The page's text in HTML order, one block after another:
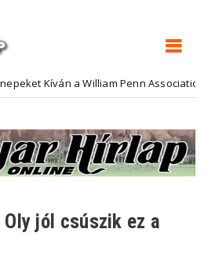
a William Penn Association
Oly jól csúszik ez a